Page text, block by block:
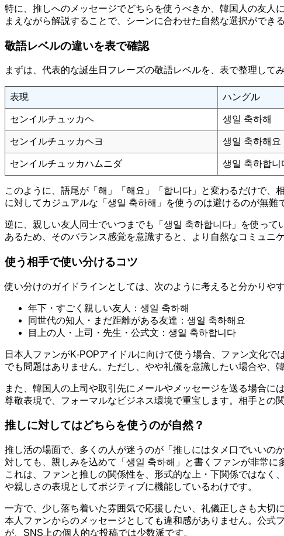
特に、推しへのメッセージでどちらを使うべきか、韓国人の友人
まえながら解説することで、シーンに合わせた自然な選択ができ
敬語レベルの違いを表で確認
まずは、代表的な誕生日フレーズの敬語レベルを、表で整理してみ
表現 ハングル
センイルチュッカヘ 생일 축하해
センイルチュッカヘヨ 생일 축하해요
センイルチュッカハムニダ 생일 축하합니
このように、語尾が「해」「해요」「합니다」と変わるだけで、
に対してカジュアルな「생일 축하해」を使うのは避けるのが無難
逆に、親しい友人同士でいつまでも「생일 축하합니다」を使っ
あるため、そのバランス感覚を意識すると、より自然なコミュニ
使う相手で使い分けるコツ
使い分けのガイドラインとしては、次のように考えると分かりやす
年下・すごく親しい友人：생일 축하해
同世代の知人・まだ距離がある友達：생일 축하해요
目上の人・上司・先生・公式文：생일 축하합니다
日本人ファンがK-POPアイドルに向けて使う場合、ファン文化
でも問題はありません。ただし、やや礼儀を意識したい場合や、
また、韓国人の上司や取引先にメールやメッセージを送る場合
尊敬表現で、フォーマルなビジネス環境で重宝します。相手との
推しに対してはどちらを使うのが自然？
推し活の場面で、多くの人が迷うのが「推しにはタメ口でいいの
対しても、親しみを込めて「생일 축하해」と書くファンが非常に
これは、ファンと推しの関係性を、形式的な上・下関係ではな
や親しさの表現としてポジティブに機能しているわけです。
一方で、少し落ち着いた雰囲気で応援したい、礼儀正しさも大切
本人ファンからのメッセージとしても違和感がありません。公式
が、SNS上の個人的な投稿では少数派です。